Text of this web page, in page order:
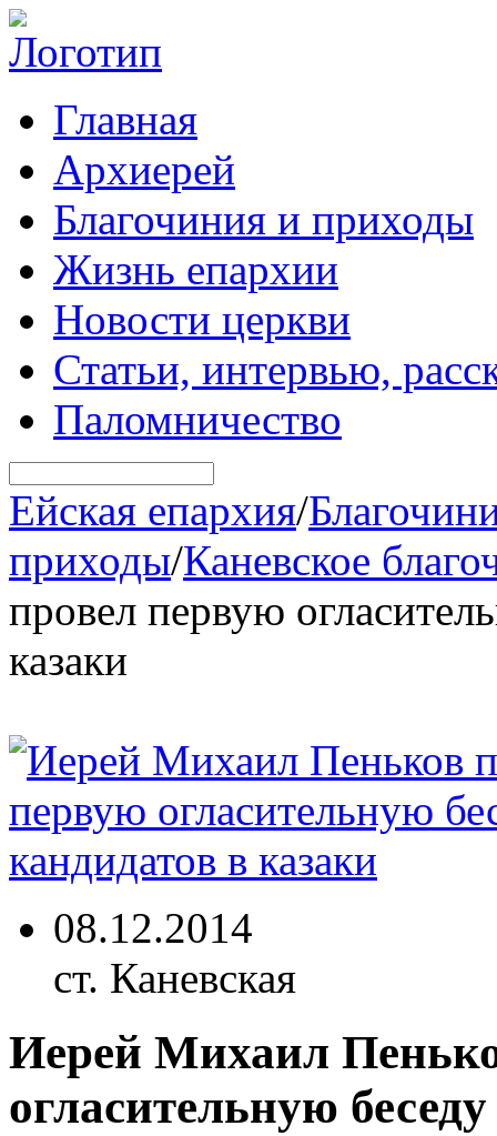
Главная
Архиерей
Благочиния и приходы
Жизнь епархии
Новости церкви
Статьи, интервью,
Паломничество
Ейская епархия/
приходы/Каневское
провел первую
казаки
08.12.2014
ст. Каневская
Иерей Михаил
огласительную